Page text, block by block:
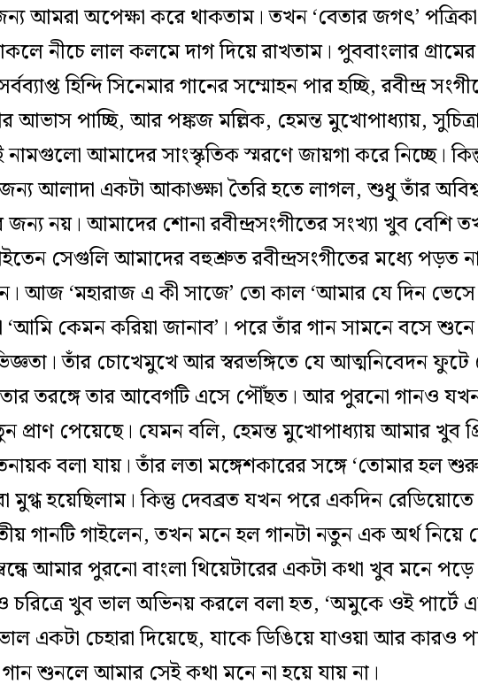
আমরা অপেক্ষা করে থাকতাম। তখন ‘বেতার জগৎ’
নীচে লাল কলমে দাগ দিয়ে রাখতাম। পুববাংলার গ্রামের
হিন্দি সিনেমার গানের সম্মোহন পার হচ্ছি, রবীন্দ্র
পাচ্ছি, আর পঙ্কজ মল্লিক, হেমন্ত মুখোপাধ্যায়, সুচিত্রা
আমাদের সাংস্কৃতিক স্মরণে জায়গা করে নিচ্ছে।
জন্য আলাদা একটা আকাঙ্ক্ষা তৈরি হতে লাগল, শুধু তাঁর
নয়। আমাদের শোনা রবীন্দ্রসংগীতের সংখ্যা খুব বেশি
সেগুলি আমাদের বহুশ্রুত রবীন্দ্রসংগীতের মধ্যে পড়ত
আজ ‘মহারাজ এ কী সাজে’ তো কাল ‘আমার যে দিন ভেসে
কেমন করিয়া জানাব’। পরে তাঁর গান সামনে বসে
তাঁর চোখেমুখে আর স্বরভঙ্গিতে যে আত্মনিবেদন ফুটে
তরঙ্গে তার আবেগটি এসে পৌঁছত। আর পুরনো গানও
পেয়েছে। যেমন বলি, হেমন্ত মুখোপাধ্যায় আমার খুব
বলা যায়। তাঁর লতা মঙ্গেশকারের সঙ্গে ‘তোমার হল
মুগ্ধ হয়েছিলাম। কিন্তু দেবব্রত যখন পরে একদিন
গানটি গাইলেন, তখন মনে হল গানটা নতুন এক অর্থ নিয়ে
আমার পুরনো বাংলা থিয়েটারের একটা কথা খুব মনে
খুব ভাল অভিনয় করলে বলা হত, ‘অমুকে ওই পার্টে
একটা চেহারা দিয়েছে, যাকে ডিঙিয়ে যাওয়া আর কারও
গান শুনলে আমার সেই কথা মনে না হয়ে যায় না।